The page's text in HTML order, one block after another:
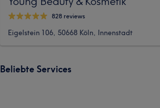
828 reviews
Eigelstein 106, 50668 Köln, Innenstadt
Beliebte Services